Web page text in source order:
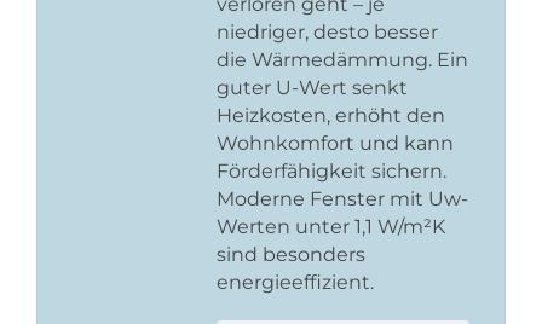
niedriger, desto besser
die Wärmedämmung. Ein
guter U-Wert senkt
Heizkosten, erhöht den
Wohnkomfort und kann
Förderfähigkeit sichern.
Moderne Fenster mit Uw-
Werten unter 1,1 W/m²K
sind besonders
energieeffizient.